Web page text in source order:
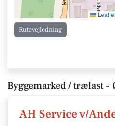
Leaflet
Rutevejledning
Byggemarked / trælast -
AH Service v/